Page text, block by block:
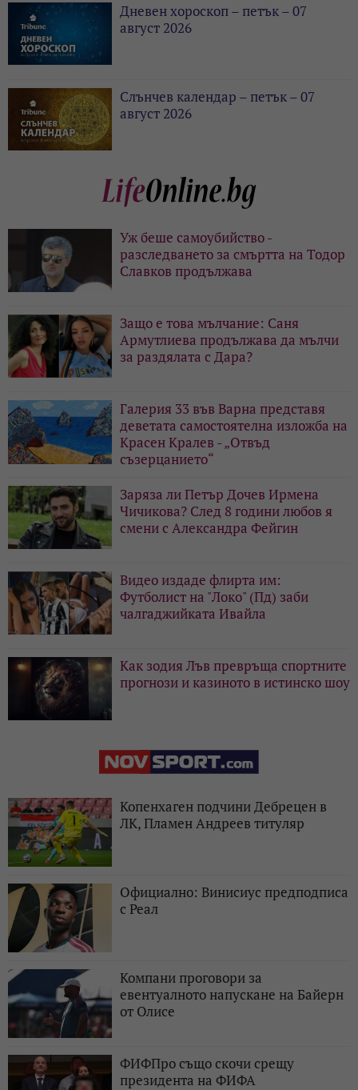
Дневен хороскоп – петък – 07
август 2026
Слънчев календар – петък – 07
август 2026
Уж беше самоубийство -
разследването за смъртта на Тодор
Славков продължава
Защо е това мълчание: Саня
Армутлиева продължава да мълчи
за раздялата с Дара?
Галерия 33 във Варна представя
деветата самостоятелна изложба на
Красен Кралев - „Отвъд
съзерцанието“
Заряза ли Петър Дочев Ирмена
Чичикова? След 8 години любов я
смени с Александра Фейгин
Видео издаде флирта им:
Футболист на "Локо" (Пд) заби
чалгаджийката Ивайла
Как зодия Лъв превръща спортните
прогнози и казиното в истинско шоу
Копенхаген подчини Дебрецен в
ЛК, Пламен Андреев титуляр
Официално: Винисиус предподписа
с Реал
Компани проговори за
евентуалното напускане на Байерн
от Олисе
ФИФПро също скочи срещу
президента на ФИФА